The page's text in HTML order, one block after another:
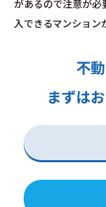
があるので注意が必
入できるマンション
不
まずは